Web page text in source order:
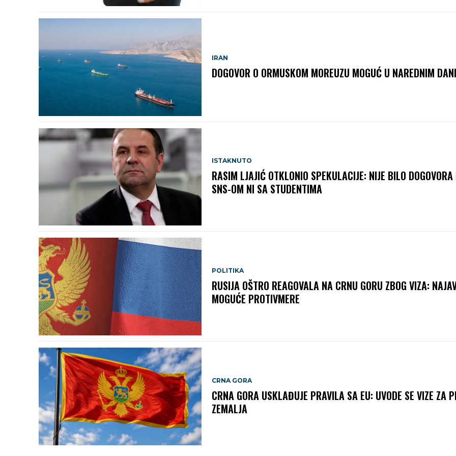
IRAN
DOGOVOR O ORMUSKOM MOREUZU MOGUĆ U NAREDNIM
ISTAKNUTO
RASIM LJAJIĆ OTKLONIO SPEKULACIJE: NIJE BILO
SNS-OM NI SA STUDENTIMA
POLITIKA
RUSIJA OŠTRO REAGOVALA NA CRNU GORU ZBOG VIZA:
MOGUĆE PROTIVMERE
CRNA GORA
CRNA GORA USKLAĐUJE PRAVILA SA EU: UVODE SE VIZE ZA
ZEMALJA